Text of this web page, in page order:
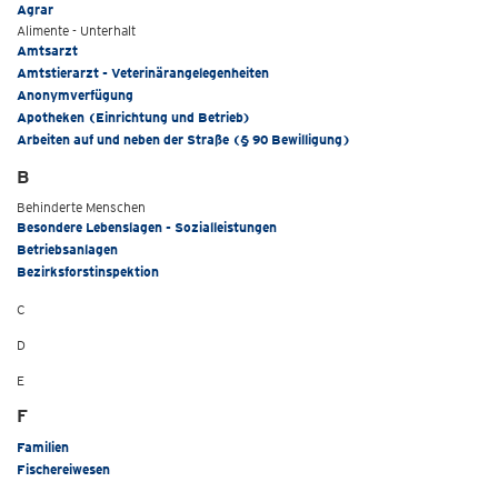
Agrar
Alimente - Unterhalt
Amtsarzt
Amtstierarzt - Veterinärangelegenheiten
Anonymverfügung
Apotheken (Einrichtung und Betrieb)
Arbeiten auf und neben der Straße (§ 90 Bewilligung)
B
Behinderte Menschen
Besondere Lebenslagen - Sozialleistungen
Betriebsanlagen
Bezirksforstinspektion
C
D
E
F
Familien
Fischereiwesen